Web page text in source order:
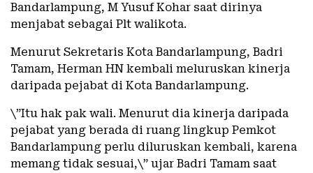
Bandarlampung, M Yusuf Kohar saat dirinya
menjabat sebagai Plt walikota.
Menurut Sekretaris Kota Bandarlampung, Badri
Tamam, Herman HN kembali meluruskan kinerja
daripada pejabat di Kota Bandarlampung.
\”Itu hak pak wali. Menurut dia kinerja daripada
pejabat yang berada di ruang lingkup Pemkot
Bandarlampung perlu diluruskan kembali, karena
memang tidak sesuai,\” ujar Badri Tamam saat